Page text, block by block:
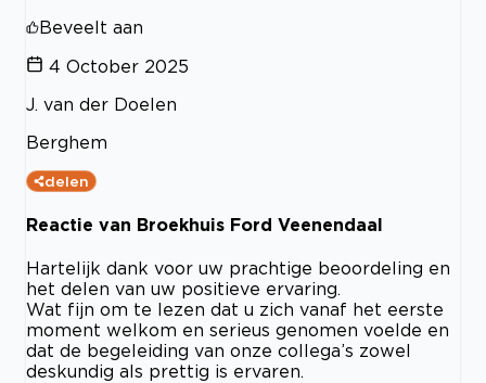
Beveelt aan
4 October 2025
J. van der Doelen
Berghem
delen
Reactie van Broekhuis Ford Veenendaal
Hartelijk dank voor uw prachtige beoordeling en
het delen van uw positieve ervaring.
Wat fijn om te lezen dat u zich vanaf het eerste
moment welkom en serieus genomen voelde en
dat de begeleiding van onze collega’s zowel
deskundig als prettig is ervaren.